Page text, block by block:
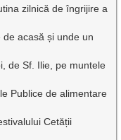
zilnică de îngrijire a
acasă și unde un
de Sf. Ilie, pe muntele
Publice de alimentare
Cetății